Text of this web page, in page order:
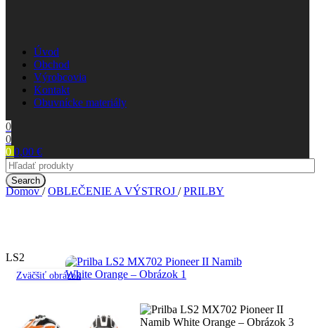
Úvod
Obchod
Výrobcovia
Kontakt
Obuvnícke materiály
0
0
0 0,00 €
Search
Domov/ OBLEČENIE A VÝSTROJ / PRILBY
LS2
Zväčšiť obrázok